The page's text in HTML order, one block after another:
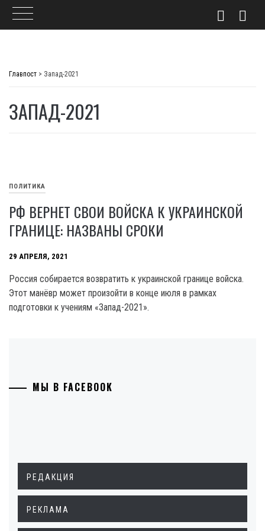
Главпост > Запад-2021
ЗАПАД-2021
ПОЛИТИКА
РФ ВЕРНЕТ СВОИ ВОЙСКА К УКРАИНСКОЙ
ГРАНИЦЕ: НАЗВАНЫ СРОКИ
29 АПРЕЛЯ, 2021
Россия собирается возвратить к украинской границе войска.
Этот манёвр может произойти в конце июля в рамках
подготовки к учениям «Запад-2021».
МЫ В FACEBOOK
РЕДАКЦИЯ
РЕКЛАМА